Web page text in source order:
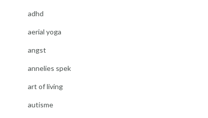
adhd
aerial yoga
angst
annelies spek
art of living
autisme